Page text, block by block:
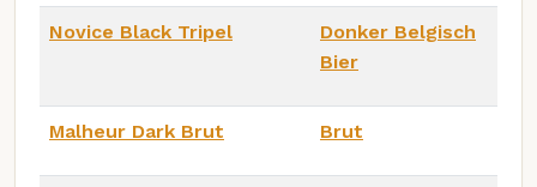
Novice Black Tripel
Donker Belgisch
Bier
Malheur Dark Brut Brut